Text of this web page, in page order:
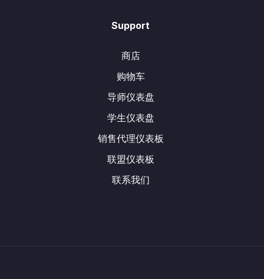
Support
商店
购物车
导师仪表盘
学生仪表盘
销售代理仪表板
联盟仪表板
联系我们